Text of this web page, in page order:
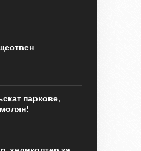
паркове,